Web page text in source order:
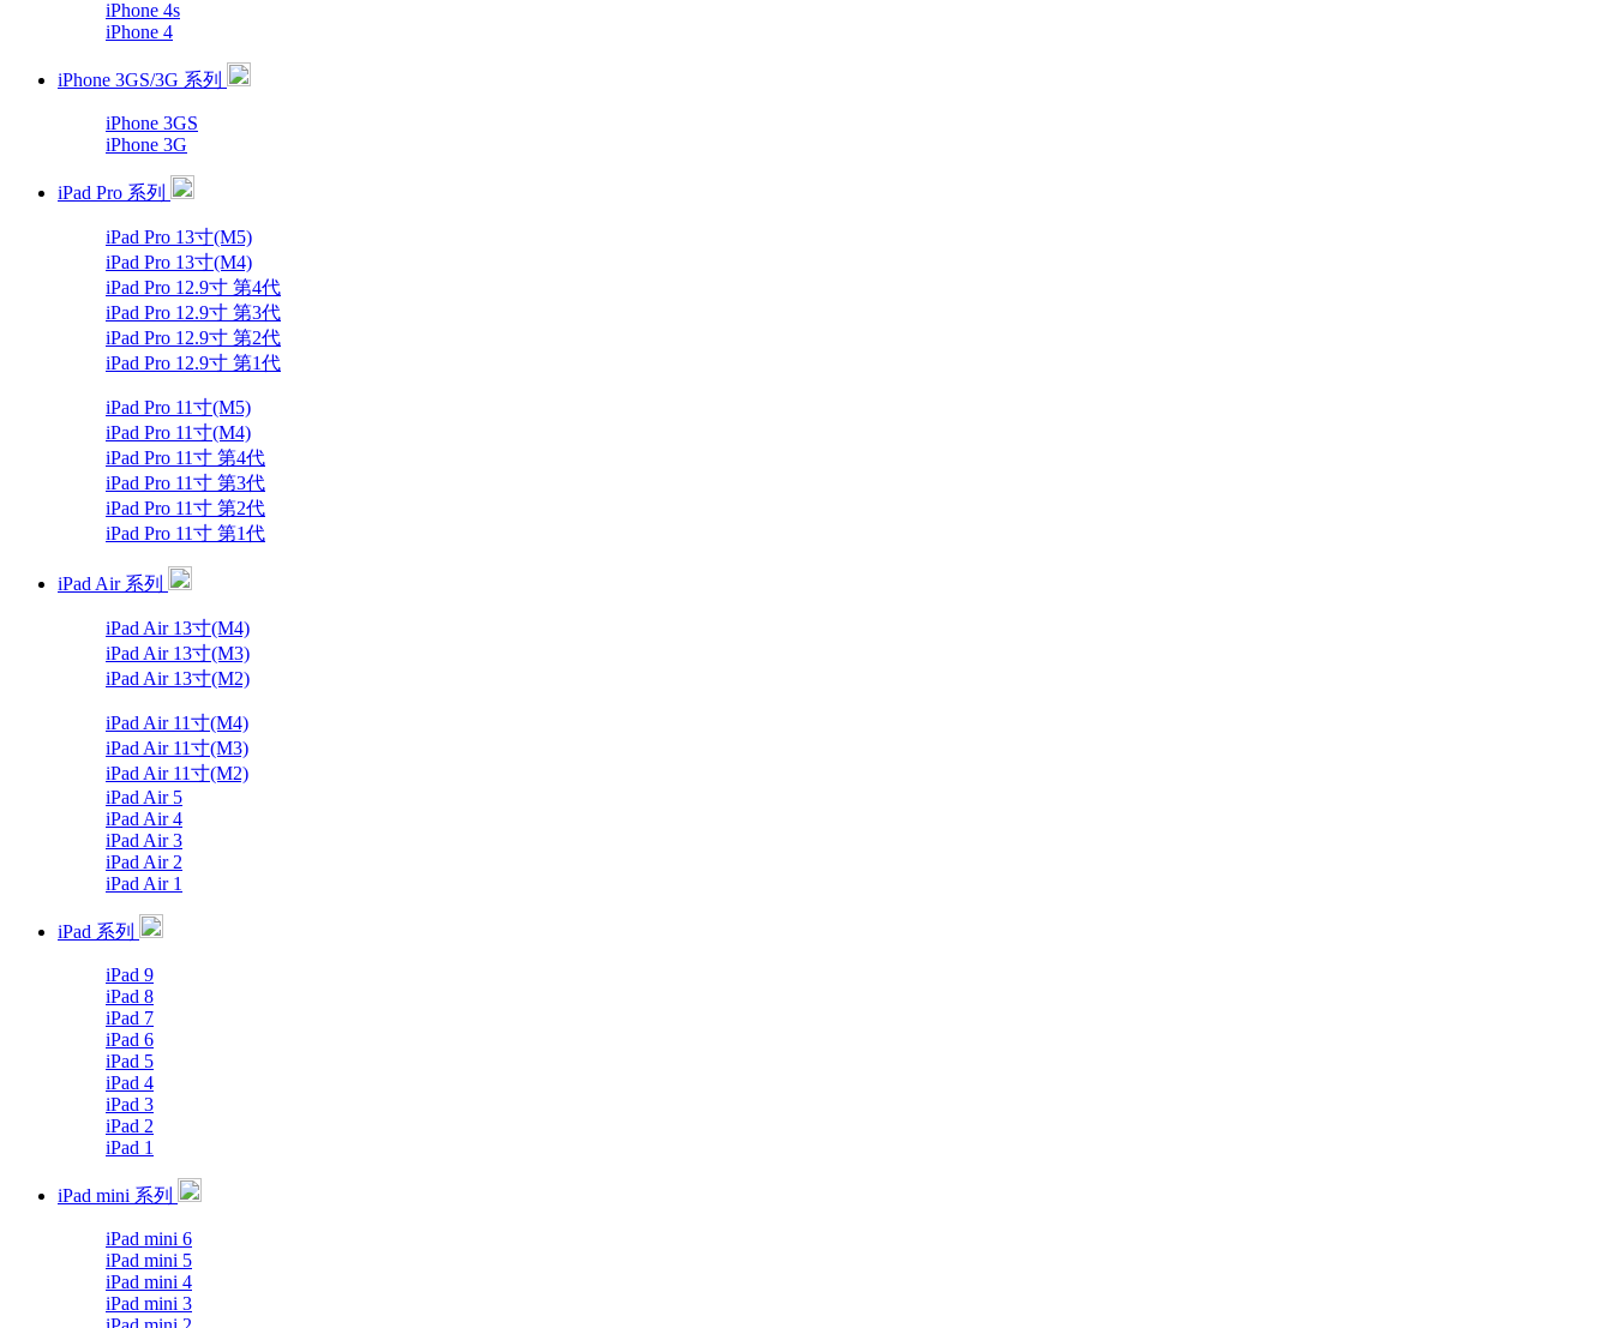
iPhone 4s
iPhone 4
iPhone 3GS/3G 系列
iPhone 3GS
iPhone 3G
iPad Pro 系列
iPad Pro 13寸(M5)
iPad Pro 13寸(M4)
iPad Pro 12.9寸 第4代
iPad Pro 12.9寸 第3代
iPad Pro 12.9寸 第2代
iPad Pro 12.9寸 第1代
iPad Pro 11寸(M5)
iPad Pro 11寸(M4)
iPad Pro 11寸 第4代
iPad Pro 11寸 第3代
iPad Pro 11寸 第2代
iPad Pro 11寸 第1代
iPad Air 系列
iPad Air 13寸(M4)
iPad Air 13寸(M3)
iPad Air 13寸(M2)
iPad Air 11寸(M4)
iPad Air 11寸(M3)
iPad Air 11寸(M2)
iPad Air 5
iPad Air 4
iPad Air 3
iPad Air 2
iPad Air 1
iPad 系列
iPad 9
iPad 8
iPad 7
iPad 6
iPad 5
iPad 4
iPad 3
iPad 2
iPad 1
iPad mini 系列
iPad mini 6
iPad mini 5
iPad mini 4
iPad mini 3